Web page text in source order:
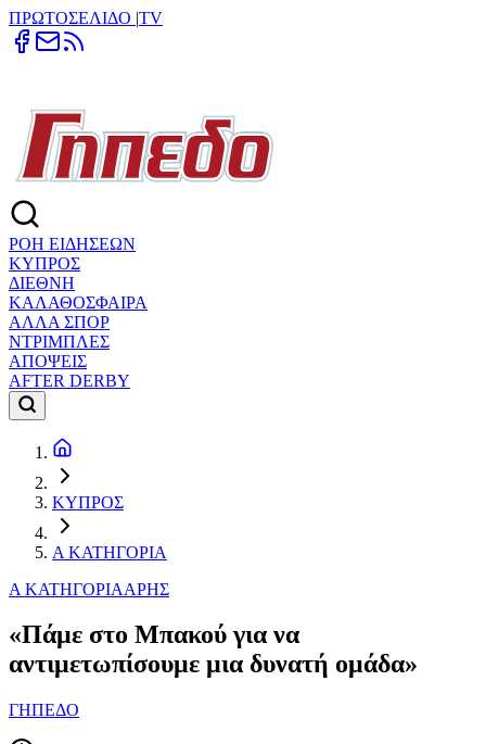
ΠΡΩΤΟΣΕΛΙΔΟ |TV
ΡΟΗ ΕΙΔΗΣΕΩΝ
ΚΥΠΡΟΣ
ΔΙΕΘΝΗ
ΚΑΛΑΘΟΣΦΑΙΡΑ
ΑΛΛΑ ΣΠΟΡ
ΝΤΡΙΜΠΛΕΣ
ΑΠΟΨΕΙΣ
AFTER DERBY
ΚΥΠΡΟΣ
Α ΚΑΤΗΓΟΡΙΑ
Α ΚΑΤΗΓΟΡΙΑΑΡΗΣ
«Πάμε στο Μπακού για να
αντιμετωπίσουμε μια δυνατή ομάδα»
ΓΗΠΕΔΟ